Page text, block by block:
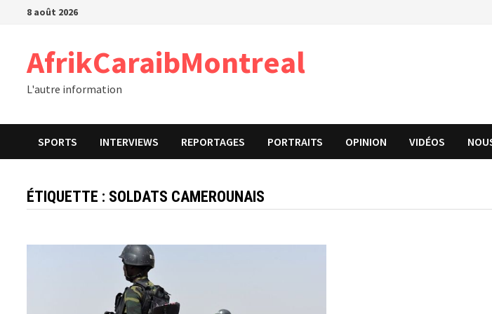
Passer8 août 2026
AfrikCaraibMontreal
L'autre information
SPORTS INTERVIEWS REPORTAGES PORTRAITS OPINION VIDÉOS
ÉTIQUETTE : SOLDATS CAMEROUNAIS